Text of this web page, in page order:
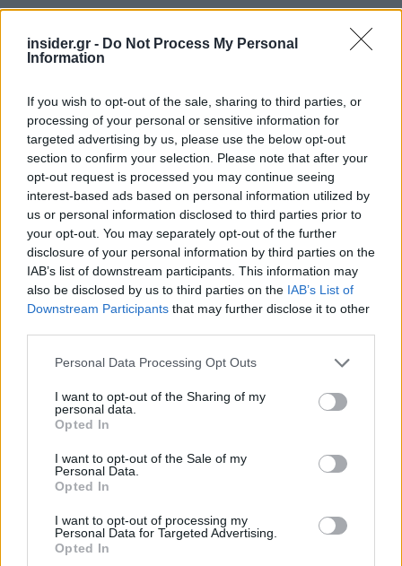
insider.gr - Do Not Process My Personal
Information
If you wish to opt-out of the sale, sharing to third parties, or
processing of your personal or sensitive information for
targeted advertising by us, please use the below opt-out
section to confirm your selection. Please note that after your
opt-out request is processed you may continue seeing
interest-based ads based on personal information utilized by
us or personal information disclosed to third parties prior to
your opt-out. You may separately opt-out of the further
disclosure of your personal information by third parties on the
IAB’s list of downstream participants. This information may
also be disclosed by us to third parties on the IAB’s List of
Downstream Participants that may further disclose it to other
Please note that this website/app uses one or more Google
not limited to your visit or usage behaviour. You may click to
grant or deny consent to Google and its third-party tags to
use your data for below specified purposes in below Google
consent section.
Personal Data Processing Opt Outs
I want to opt-out of the Sharing of my
personal data.
Opted In
I want to opt-out of the Sale of my
Personal Data.
Opted In
I want to opt-out of processing my
Personal Data for Targeted Advertising.
Opted In
«Αν η Ευρώπη δεν δράσει ενωμένα, κινδυνεύει να
διαλυθεί - καθώς οι πολίτες στρέφονται σε
εθνικιστικές, απομονωτικές "λύσεις" και
ρητορικές φόβου.Χρειαζόμαστε πιο τολμηρή και
πιο συνεκτική ευρωπαϊκή δράση - όχι μόνο στον
συνόρων, αλλά και στην υπεράσπιση των αξιών
μας, στη βιώσιμη ανάπτυξη, την παιδεία, την